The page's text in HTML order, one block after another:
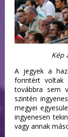
Kép
A jegyek a
forintért voltak
továbbra sem
szintén
megyei
ingyenesen
vagy annak